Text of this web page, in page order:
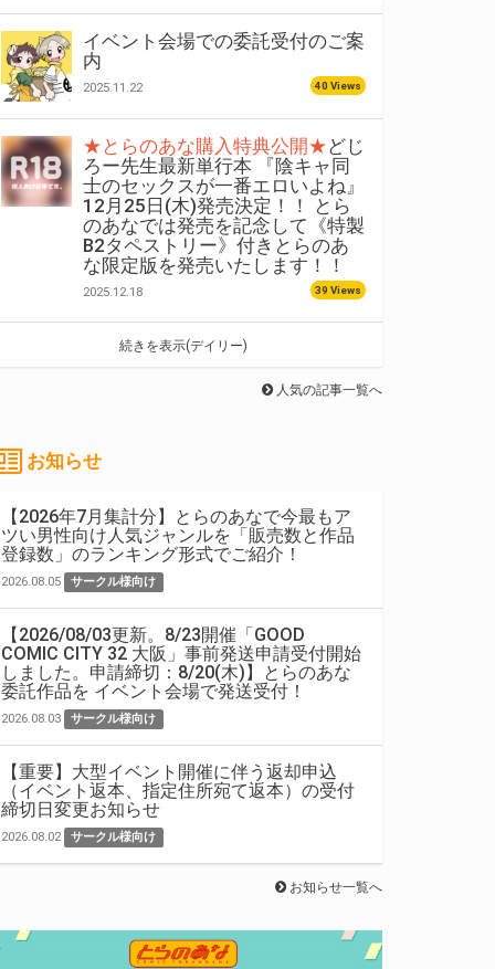
イベント会場での委託受付のご案
内
2025.11.22 40 Views
★とらのあな購入特典公開★どじ
ろー先生最新単行本 『陰キャ同
士のセックスが一番エロいよね』
12月25日(木)発売決定！！ とら
のあなでは発売を記念して《特製
B2タペストリー》付きとらのあ
な限定版を発売いたします！！
2025.12.18 39 Views
続きを表示(デイリー)
人気の記事一覧へ
お知らせ
【2026年7月集計分】とらのあなで今最もア
ツい男性向け人気ジャンルを「販売数と作品
登録数」のランキング形式でご紹介！
2026.08.05 サークル様向け
【2026/08/03更新。8/23開催「GOOD
COMIC CITY 32 大阪」事前発送申請受付開始
しました。申請締切：8/20(木)】とらのあな
委託作品を イベント会場で発送受付！
2026.08.03 サークル様向け
【重要】大型イベント開催に伴う返却申込
（イベント返本、指定住所宛て返本）の受付
締切日変更お知らせ
2026.08.02 サークル様向け
お知らせ一覧へ